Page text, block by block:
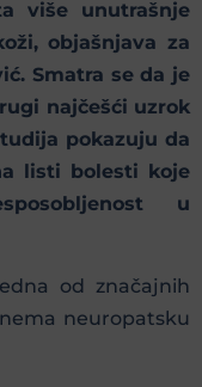
više unutrašnje
objašnjava za
Smatra se da je
najčešći uzrok
pokazuju da
listi bolesti koje
u
od značajnih
neuropatsku